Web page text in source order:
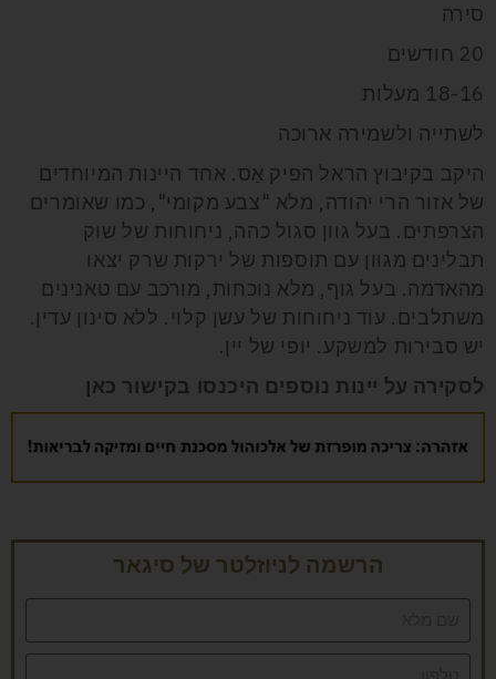
סירה
20 חודשים
18-16 מעלות
לשתייה ולשמירה ארוכה
היקב בקיבוץ הראל הפיק אַס. אחד היינות המיוחדים
של אזור הרי יהודה, מלא "צבע מקומי", כמו שאומרים
הצרפתים. בעל גוון סגול כהה, ניחוחות של שוק
תבלינים מגוּון עם תוספות של ירקות שרק יצאו
מהאדמה. בעל גוף, מלא נוכחות, מורכב עם טאנינים
משתלבים. עוד ניחוחות של עשן קלוי. ללא סינון עדין.
יש סבירות למשקע. יופי של יין.
לסקירה על יינות נוספים היכנסו בקישור כאן
הרשמה לניוזלטר של סיגאר